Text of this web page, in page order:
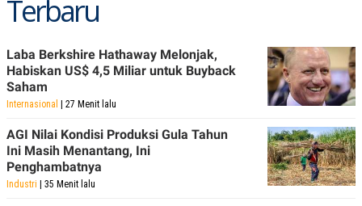
Terbaru
Laba Berkshire Hathaway Melonjak,
Habiskan US$ 4,5 Miliar untuk Buyback
Saham
Internasional | 27 Menit lalu
AGI Nilai Kondisi Produksi Gula Tahun
Ini Masih Menantang, Ini
Penghambatnya
Industri | 35 Menit lalu